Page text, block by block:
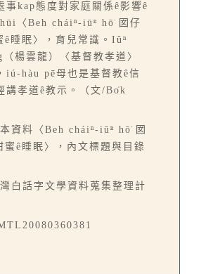
事kap態度對家庭關係ê影響ê
〈Beh cháiⁿ-iūⁿ hō͘ 囡仔
睡眠〉，育兒常識。Iûⁿ
楊雲龍）〈基督教孝道〉
iú-hàu pē母也是基督教ê信
講孝道ê教示。（文/Bo̍k
本資料〈Beh cháiⁿ-iūⁿ hō͘ 囡
ê睡眠〉，內文標題與目錄
白話字文學資料蒐集整理計